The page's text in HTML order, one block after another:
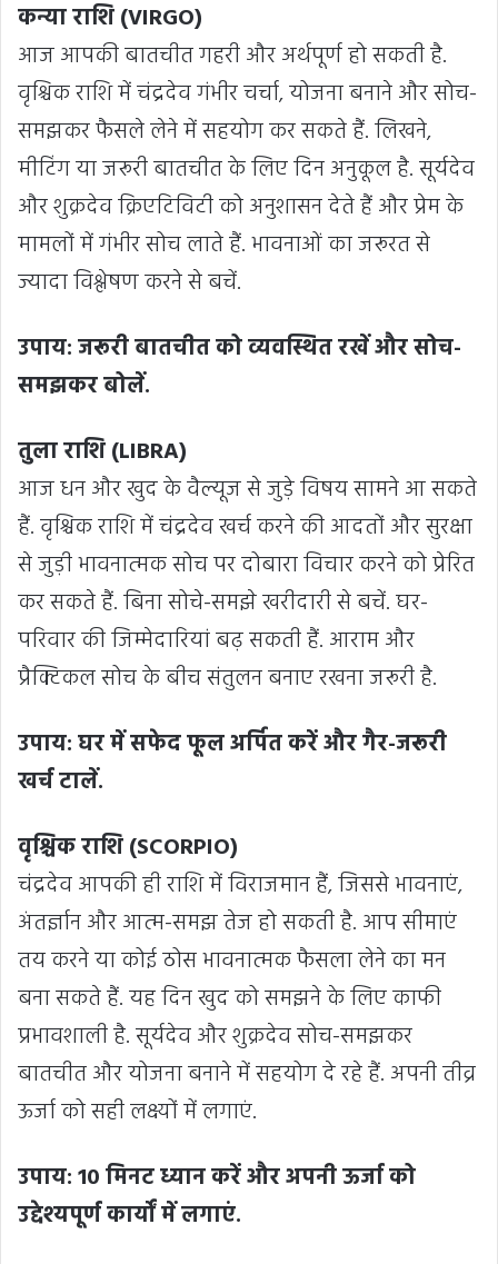
कन्या राशि (VIRGO)
आज आपकी बातचीत गहरी और अर्थपूर्ण हो सकती है.
वृश्चिक राशि में चंद्रदेव गंभीर चर्चा, योजना बनाने और सोच-
समझकर फैसले लेने में सहयोग कर सकते हैं. लिखने,
मीटिंग या जरूरी बातचीत के लिए दिन अनुकूल है. सूर्यदेव
और शुक्रदेव क्रिएटिविटी को अनुशासन देते हैं और प्रेम के
मामलों में गंभीर सोच लाते हैं. भावनाओं का जरूरत से
ज्यादा विश्लेषण करने से बचें.
उपाय: जरूरी बातचीत को व्यवस्थित रखें और सोच-
समझकर बोलें.
तुला राशि (LIBRA)
आज धन और खुद के वैल्यूज से जुड़े विषय सामने आ सकते
हैं. वृश्चिक राशि में चंद्रदेव खर्च करने की आदतों और सुरक्षा
से जुड़ी भावनात्मक सोच पर दोबारा विचार करने को प्रेरित
कर सकते हैं. बिना सोचे-समझे खरीदारी से बचें. घर-
परिवार की जिम्मेदारियां बढ़ सकती हैं. आराम और
प्रैक्टिकल सोच के बीच संतुलन बनाए रखना जरूरी है.
उपाय: घर में सफेद फूल अर्पित करें और गैर-जरूरी
खर्च टालें.
वृश्चिक राशि (SCORPIO)
चंद्रदेव आपकी ही राशि में विराजमान हैं, जिससे भावनाएं,
अंतर्ज्ञान और आत्म-समझ तेज हो सकती है. आप सीमाएं
तय करने या कोई ठोस भावनात्मक फैसला लेने का मन
बना सकते हैं. यह दिन खुद को समझने के लिए काफी
प्रभावशाली है. सूर्यदेव और शुक्रदेव सोच-समझकर
बातचीत और योजना बनाने में सहयोग दे रहे हैं. अपनी तीव्र
ऊर्जा को सही लक्ष्यों में लगाएं.
उपाय: 10 मिनट ध्यान करें और अपनी ऊर्जा को
उद्देश्यपूर्ण कार्यों में लगाएं.